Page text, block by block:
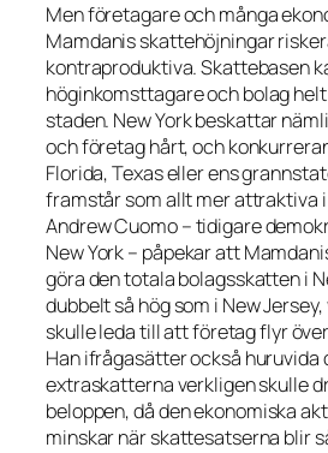
Men företagare och många
Mamdanis skattehöjningar
kontraproduktiva. Skattebasen
höginkomsttagare och bolag
staden. New York beskattar
och företag hårt, och
Florida, Texas eller ens
framstår som allt mer attraktiva
Andrew Cuomo – tidigare
New York – påpekar att
göra den totala bolagsskatten i
dubbelt så hög som i New
skulle leda till att företag flyr
Han ifrågasätter också huruvida
extraskatterna verkligen skulle
beloppen, då den ekonomiska
minskar när skattesatserna blir